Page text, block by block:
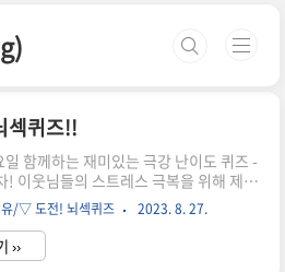
섹퀴즈!!
일 함께하는 재미있는 극강 난이도 퀴즈 -
! 이웃님들의 스트레스 극복을 위해 제공
강 난이도 퀴즈문제"입니다. 원래 힘이
힘든 일에 집중해서 아무 생각 안하는게
. 그래서 준비한 극강 퀴즈입니다. 골때
을 풀며 집중하다보면 어느새 삶의 고
/▽ 도전! 뇌섹퀴즈 2023. 8. 27.
››